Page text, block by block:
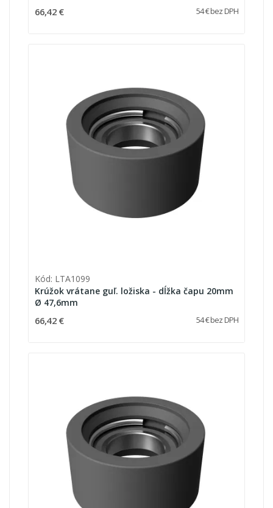
66,42 € 54 € bez DPH
Kód: LTA1099
Krúžok vrátane guľ. ložiska - dĺžka čapu 20mm
Ø 47,6mm
66,42 € 54 € bez DPH